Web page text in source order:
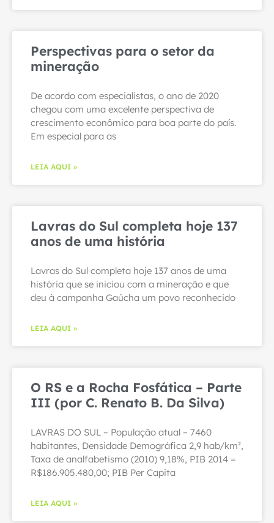
Perspectivas para o setor da
mineração
De acordo com especialistas, o ano de 2020
chegou com uma excelente perspectiva de
crescimento econômico para boa parte do país.
Em especial para as
LEIA AQUI »
Lavras do Sul completa hoje 137
anos de uma história
Lavras do Sul completa hoje 137 anos de uma
história que se iniciou com a mineração e que
deu à campanha Gaúcha um povo reconhecido
LEIA AQUI »
O RS e a Rocha Fosfática – Parte
III (por C. Renato B. Da Silva)
LAVRAS DO SUL – População atual – 7460
habitantes, Densidade Demográfica 2,9 hab/km²,
Taxa de analfabetismo (2010) 9,18%, PIB 2014 =
R$186.905.480,00; PIB Per Capita
LEIA AQUI »